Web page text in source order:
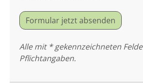
Formular jetzt absenden
Alle mit * gekennzeichneten
Pflichtangaben.